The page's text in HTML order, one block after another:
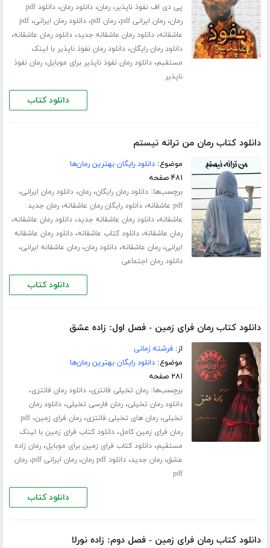
پی دی اف نفوذ ناپذیر،رمان،دانلود رمان،
دانلود pdf
رمان،رمان ایرانی pdf ،رمان pdf ،دانلود رمان ایرانی،pdf
عاشقانه،دانلود رمان عاشقانه جدید،دانلود رمان عاشقانه،
دانلود رمان رایگان،دانلود رمان نفوذ ناپذیر با لینک
مستقیم،دانلود رمان نفوذ ناپذیر برای موبایل،رمان نفوذ
ناپذیر
دانلود کتاب
دانلود کتاب رمان من ترانه نیستم
موضوع:دانلود رایگان بهترین رمان‌ها
۴۸۱ صفحه
برچسب‌ها:دانلود رمان رایگان،رمان،دانلود رمان ایرانی،
pdf عاشقانه ،دانلود رایگان رمان عاشقانه،رمان جدید
عاشقانه،دانلود رمان عاشقانه جدید،دانلود رمان عاشقانه،
رمان عاشقانه،دانلود کتاب عاشقانه،دانلود رمان عاشقانه
ایرانی،رمان عاشقانه،دانلود رمان،رمان عاشقانه ایرانی،
دانلود رمان اجتماعی
دانلود کتاب
دانلود کتاب رمان فرای زمین - فصل اول: زاده عشق
از:فرشته زمانی
موضوع:دانلود رایگان بهترین رمان‌ها
۲۸۱ صفحه
برچسب‌ها:رمان تخیلی فانتزی،دانلود رمان فانتزی،
دانلود رمان تخیلی،رمان فارسی تخیلی،دانلود رمان
تخیلی،رمان های تخیلی فانتزی،رمان فرای زمین،pdf
رمان فرای زمین کامل،دانلود کتاب فرای زمین با لینک
مستقیم،دانلود کتاب فرای زمین برای موبایل،رمان زاده
عشق،رمان جدید،دانلود pdf رمان ،رمان ایرانی pdf ،رمان
pdf
دانلود کتاب
دانلود کتاب رمان فرای زمین - فصل دوم: زاده نورلا